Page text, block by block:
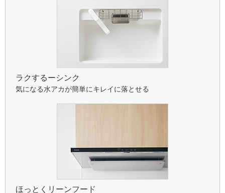
ラクするーシンク
気になる水アカが簡単にキレイに落とせる
ほっとくリーンフード